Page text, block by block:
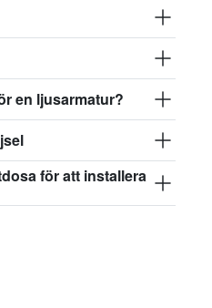
en ljusarmatur?
för att installera